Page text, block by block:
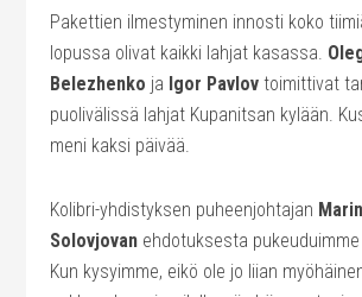
Pakettien ilmestyminen innosti koko
lopussa olivat kaikki lahjat kasassa.
Belezhenko ja Igor Pavlovtoimittivat
puolivälissä lahjat Kupanitsan kylään.
meni kaksi päivää.
Kolibri-yhdistyksen puheenjohtajan
Solovjovan ehdotuksesta
Kun kysyimme, eikö ole jo liian